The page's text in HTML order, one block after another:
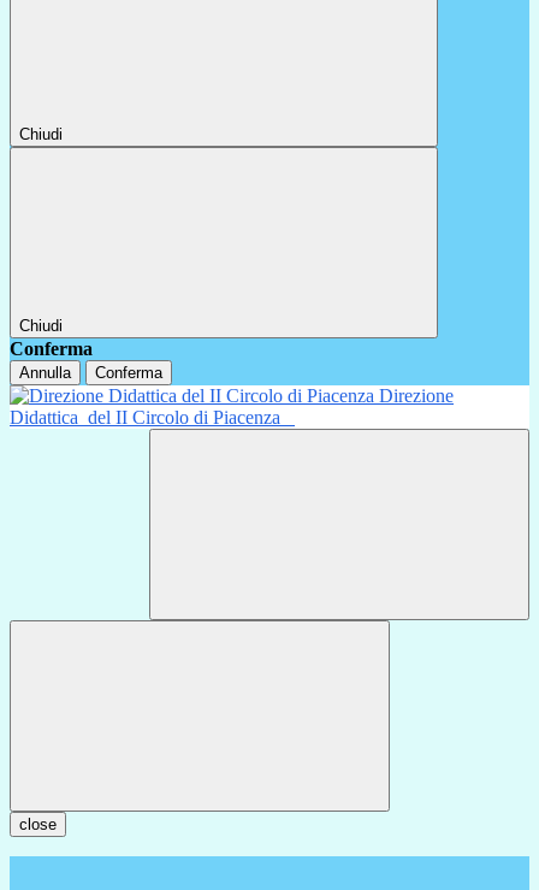
Chiudi
Chiudi
Conferma
Annulla Conferma
Direzione
Didattica del II Circolo di Piacenza
close